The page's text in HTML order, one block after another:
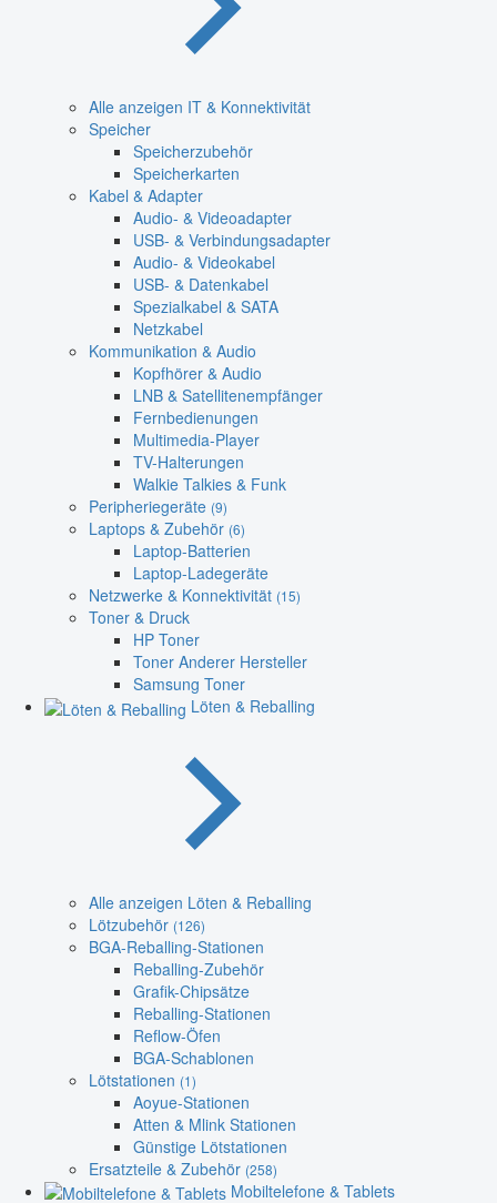
Alle anzeigen IT & Konnektivität
Speicher
Speicherzubehör
Speicherkarten
Kabel & Adapter
Audio- & Videoadapter
USB- & Verbindungsadapter
Audio- & Videokabel
USB- & Datenkabel
Spezialkabel & SATA
Netzkabel
Kommunikation & Audio
Kopfhörer & Audio
LNB & Satellitenempfänger
Fernbedienungen
Multimedia-Player
TV-Halterungen
Walkie Talkies & Funk
Peripheriegeräte (9)
Laptops & Zubehör (6)
Laptop-Batterien
Laptop-Ladegeräte
Netzwerke & Konnektivität (15)
Toner & Druck
HP Toner
Toner Anderer Hersteller
Samsung Toner
Löten & Reballing
Alle anzeigen Löten & Reballing
Lötzubehör (126)
BGA-Reballing-Stationen
Reballing-Zubehör
Grafik-Chipsätze
Reballing-Stationen
Reflow-Öfen
BGA-Schablonen
Lötstationen (1)
Aoyue-Stationen
Atten & Mlink Stationen
Günstige Lötstationen
Ersatzteile & Zubehör (258)
Mobiltelefone & Tablets